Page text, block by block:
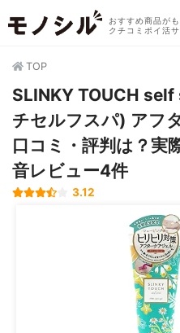
おすすめ商品が
クチコミポイ活サ
TOP
SLINKY TOUCH
チセルフスパ) アフ
口コミ・評判は？実
音レビュー4件
3.12